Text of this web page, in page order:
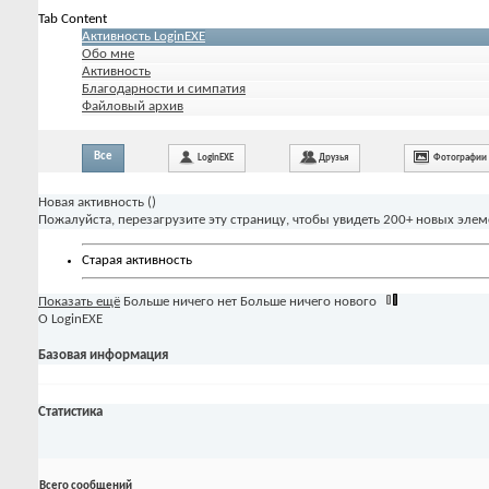
Tab Content
Активность LoginEXE
Обо мне
Активность
Благодарности и симпатия
Файловый архив
Все LoginEXE Друзья Фотографии
Новая активность ()
Пожалуйста, перезагрузите эту страницу, чтобы увидеть 200+ новых
Старая активность
Показать ещё Больше ничего нет Больше ничего нового
О LoginEXE
Базовая информация
Статистика
Всего сообщений